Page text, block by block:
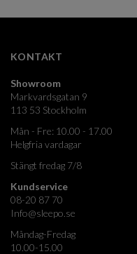
KONTAKT
Showroom
Markvardsgatan 9
113 53 Stockholm
Mån - Fre: 10.00 - 17.00
Helgfria vardagar
Stängt fredag 7/8
Kundservice
08-20 87 70
Info@sleepo.se
Måndag-Fredag
10.00-15.00